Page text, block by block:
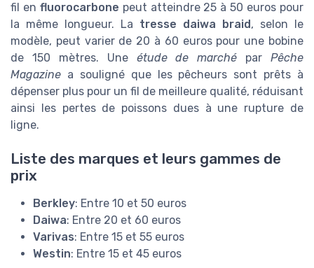
fil en fluorocarbone peut atteindre 25 à 50 euros pour
la même longueur. La tresse daiwa braid, selon le
modèle, peut varier de 20 à 60 euros pour une bobine
de 150 mètres. Une étude de marché par Pêche
Magazine a souligné que les pêcheurs sont prêts à
dépenser plus pour un fil de meilleure qualité, réduisant
ainsi les pertes de poissons dues à une rupture de
ligne.
Liste des marques et leurs gammes de
prix
Berkley: Entre 10 et 50 euros
Daiwa: Entre 20 et 60 euros
Varivas: Entre 15 et 55 euros
Westin: Entre 15 et 45 euros